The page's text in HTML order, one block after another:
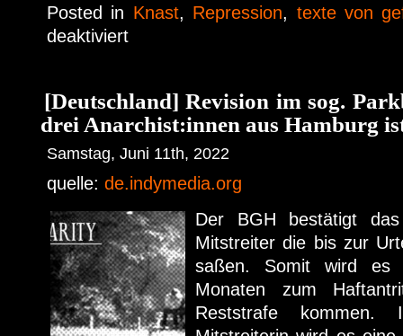
Posted in Knast, Repression, texte von
deaktiviert
[Deutschland] Revision im sog.
drei Anarchist:innen aus Hamburg
Samstag, Juni 11th, 2022
quelle: de.indymedia.org
Der BGH bestätigt
Mitstreiter die bis zur
saßen. Somit wird es
Monaten zum
Reststrafe